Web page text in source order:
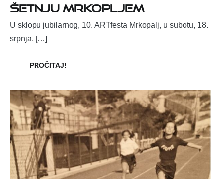
šetnju Mrkopljem
U sklopu jubilarnog, 10. ARTfesta Mrkopalj, u subotu, 18.
srpnja, […]
PROČITAJ!